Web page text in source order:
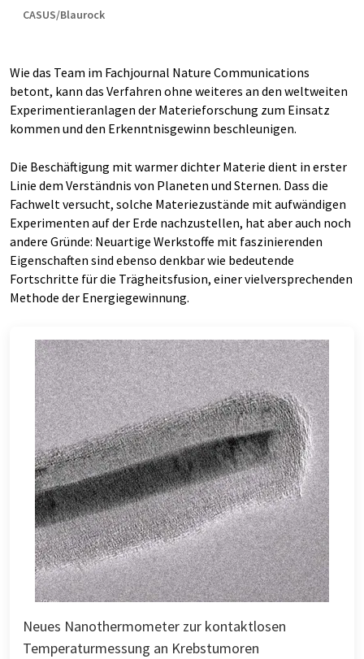
CASUS/Blaurock
Wie das Team im Fachjournal Nature Communications
betont, kann das Verfahren ohne weiteres an den weltweiten
Experimentieranlagen der Materieforschung zum Einsatz
kommen und den Erkenntnisgewinn beschleunigen.
Die Beschäftigung mit warmer dichter Materie dient in erster
Linie dem Verständnis von Planeten und Sternen. Dass die
Fachwelt versucht, solche Materiezustände mit aufwändigen
Experimenten auf der Erde nachzustellen, hat aber auch noch
andere Gründe: Neuartige Werkstoffe mit faszinierenden
Eigenschaften sind ebenso denkbar wie bedeutende
Fortschritte für die Trägheitsfusion, einer vielversprechenden
Methode der Energiegewinnung.
Neues Nanothermometer zur kontaktlosen
Temperaturmessung an Krebstumoren